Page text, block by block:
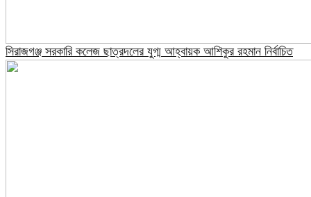
সিরাজগঞ্জ সরকারি কলেজ ছাত্রদলের যুগ্ম আহ্বায়ক আশিকুর রহমান নির্বাচিত